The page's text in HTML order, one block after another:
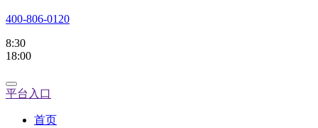
400-806-0120
8:30
18:00
平台入口
首页